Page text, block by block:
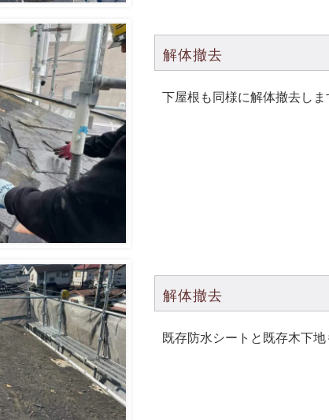
解体撤去
下屋根も同様に解体撤去しま
解体撤去
既存防水シートと既存木下地